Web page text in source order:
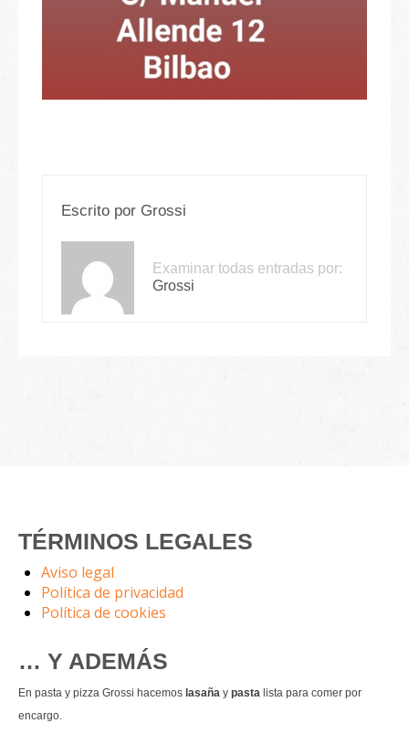
Escrito por Grossi
Examinar todas entradas por:
Grossi
TÉRMINOS LEGALES
Aviso legal
Política de privacidad
Política de cookies
… Y ADEMÁS
En pasta y pizza Grossi hacemos lasaña y pasta lista para comer por
encargo.